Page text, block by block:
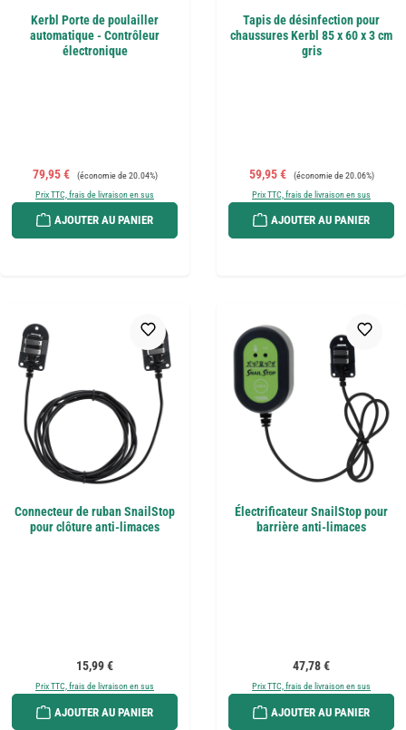
Kerbl Porte de poulailler
automatique - Contrôleur
électronique
Prix de vente :
79,95 € Prix régulier :
(économie de 20.04%)
Prix TTC, frais de livraison en sus
AJOUTER AU PANIER
Tapis de désinfection pour
chaussures Kerbl 85 x 60 x 3 cm
gris
Prix de vente :
59,95 € Prix régulier :
(économie de 20.06%)
Prix TTC, frais de livraison en sus
AJOUTER AU PANIER
Connecteur de ruban SnailStop
pour clôture anti-limaces
Prix régulier :
15,99 €
Prix TTC, frais de livraison en sus
AJOUTER AU PANIER
Électrificateur SnailStop pour
barrière anti-limaces
Prix régulier :
47,78 €
Prix TTC, frais de livraison en sus
AJOUTER AU PANIER